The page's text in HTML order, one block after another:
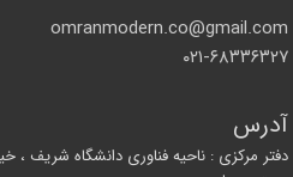
omranmodern.co@gmail.com
۰۲۱-۶۸۳۳۶۳۲۷
آدرس
دفتر مرکزی : ناحیه فناوری دانشگاه شریف ،